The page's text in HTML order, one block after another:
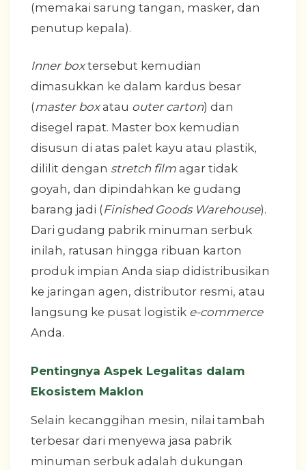
(memakai sarung tangan, masker, dan
penutup kepala).
Inner boxtersebut kemudian
dimasukkan ke dalam kardus besar
(master boxatau outer carton) dan
disegel rapat. Master box kemudian
disusun di atas palet kayu atau plastik,
dililit dengan stretch film agar tidak
goyah, dan dipindahkan ke gudang
barang jadi (Finished Goods Warehouse).
Dari gudang pabrik minuman serbuk
inilah, ratusan hingga ribuan karton
produk impian Anda siap didistribusikan
ke jaringan agen, distributor resmi, atau
langsung ke pusat logistik e-commerce
Anda.
Pentingnya Aspek Legalitas dalam
Ekosistem Maklon
Selain kecanggihan mesin, nilai tambah
terbesar dari menyewa jasa pabrik
minuman serbuk adalah dukungan